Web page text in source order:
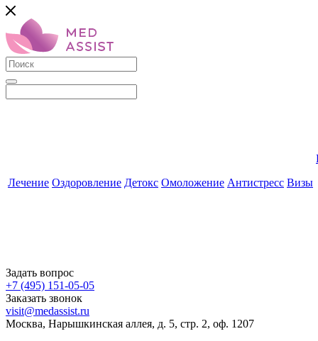
Лечение Оздоровление Детокс Омоложение Антистресс Визы
Задать вопрос
+7 (495) 151-05-05
Заказать звонок
visit@medassist.ru
Москва, Нарышкинская аллея, д. 5, стр. 2, оф. 1207